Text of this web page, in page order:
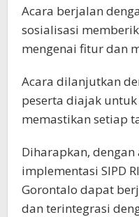
Acara berjalan
sosialisasi
mengenai fitur dan
Acara dilanjutkan
peserta diajak
memastikan setiap
Diharapkan,
implementasi SIPD
Gorontalo dapat
dan terintegrasi